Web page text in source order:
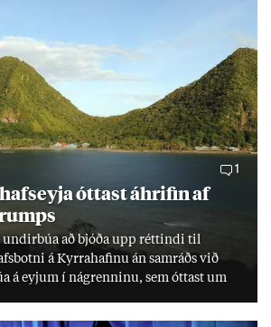
1
ótt­ast áhrif­in af
und­ir­búa að bjóða upp rétt­indi til
á Kyrra­haf­inu án sam­ráðs við
á eyj­um í ná­grenn­inu, sem ótt­ast um